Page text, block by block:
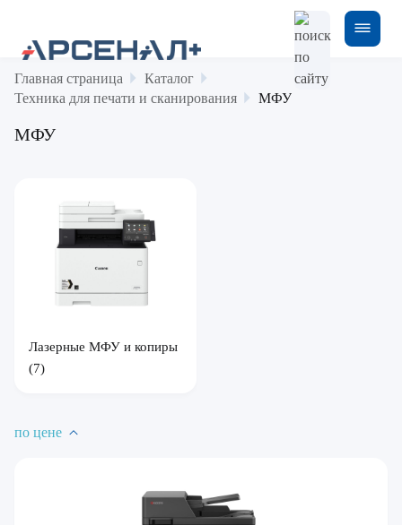
Главная страница
Каталог
Техника для печати и сканирования
МФУ
МФУ
Лазерные МФУ и копиры
(7)
по цене